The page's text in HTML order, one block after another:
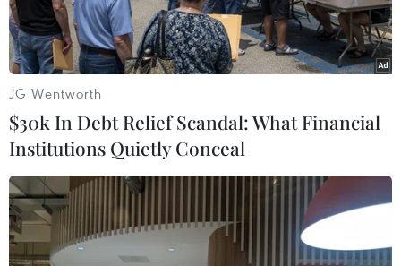
Tàu cá Triều Tiên. (Nguồn: AP)
JG Wentworth
$30k In Debt Relief Scandal: What Financial
Institutions Quietly Conceal